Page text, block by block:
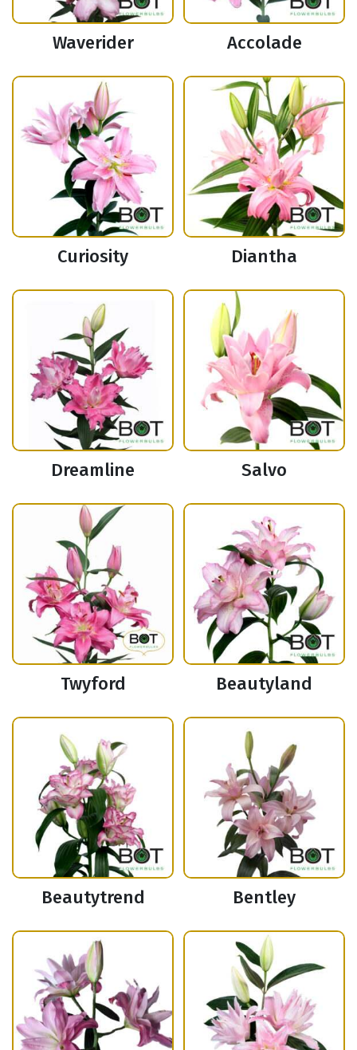
Waverider Accolade
Curiosity Diantha
Dreamline Salvo
Twyford Beautyland
Beautytrend Bentley